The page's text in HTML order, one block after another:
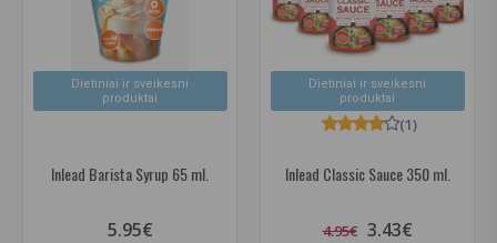
Dietiniai ir sveikesni
produktai
Inlead Barista Syrup 65 ml.
5.95€
Dietiniai ir sveikesni
produktai
Inlead Classic Sauce 350 ml.
(1)
4.95€ 3.43€